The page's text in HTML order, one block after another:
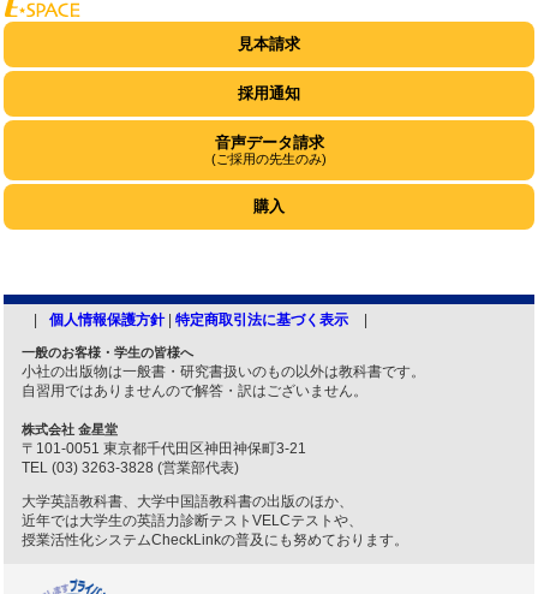
見本請求
採用通知
音声データ請求
(ご採用の先生のみ)
購入
個人情報保護方針| 特定商取引法に基づく表示
一般のお客様・学生の皆様へ
小社の出版物は一般書・研究書扱いのもの以外は教科書です。
自習用ではありませんので解答・訳はございません。
株式会社 金星堂
〒101-0051 東京都千代田区神田神保町3-21
TEL (03) 3263-3828 (営業部代表)
大学英語教科書、大学中国語教科書の出版のほか、
近年では大学生の英語力診断テストVELCテストや、
授業活性化システムCheckLinkの普及にも努めております。